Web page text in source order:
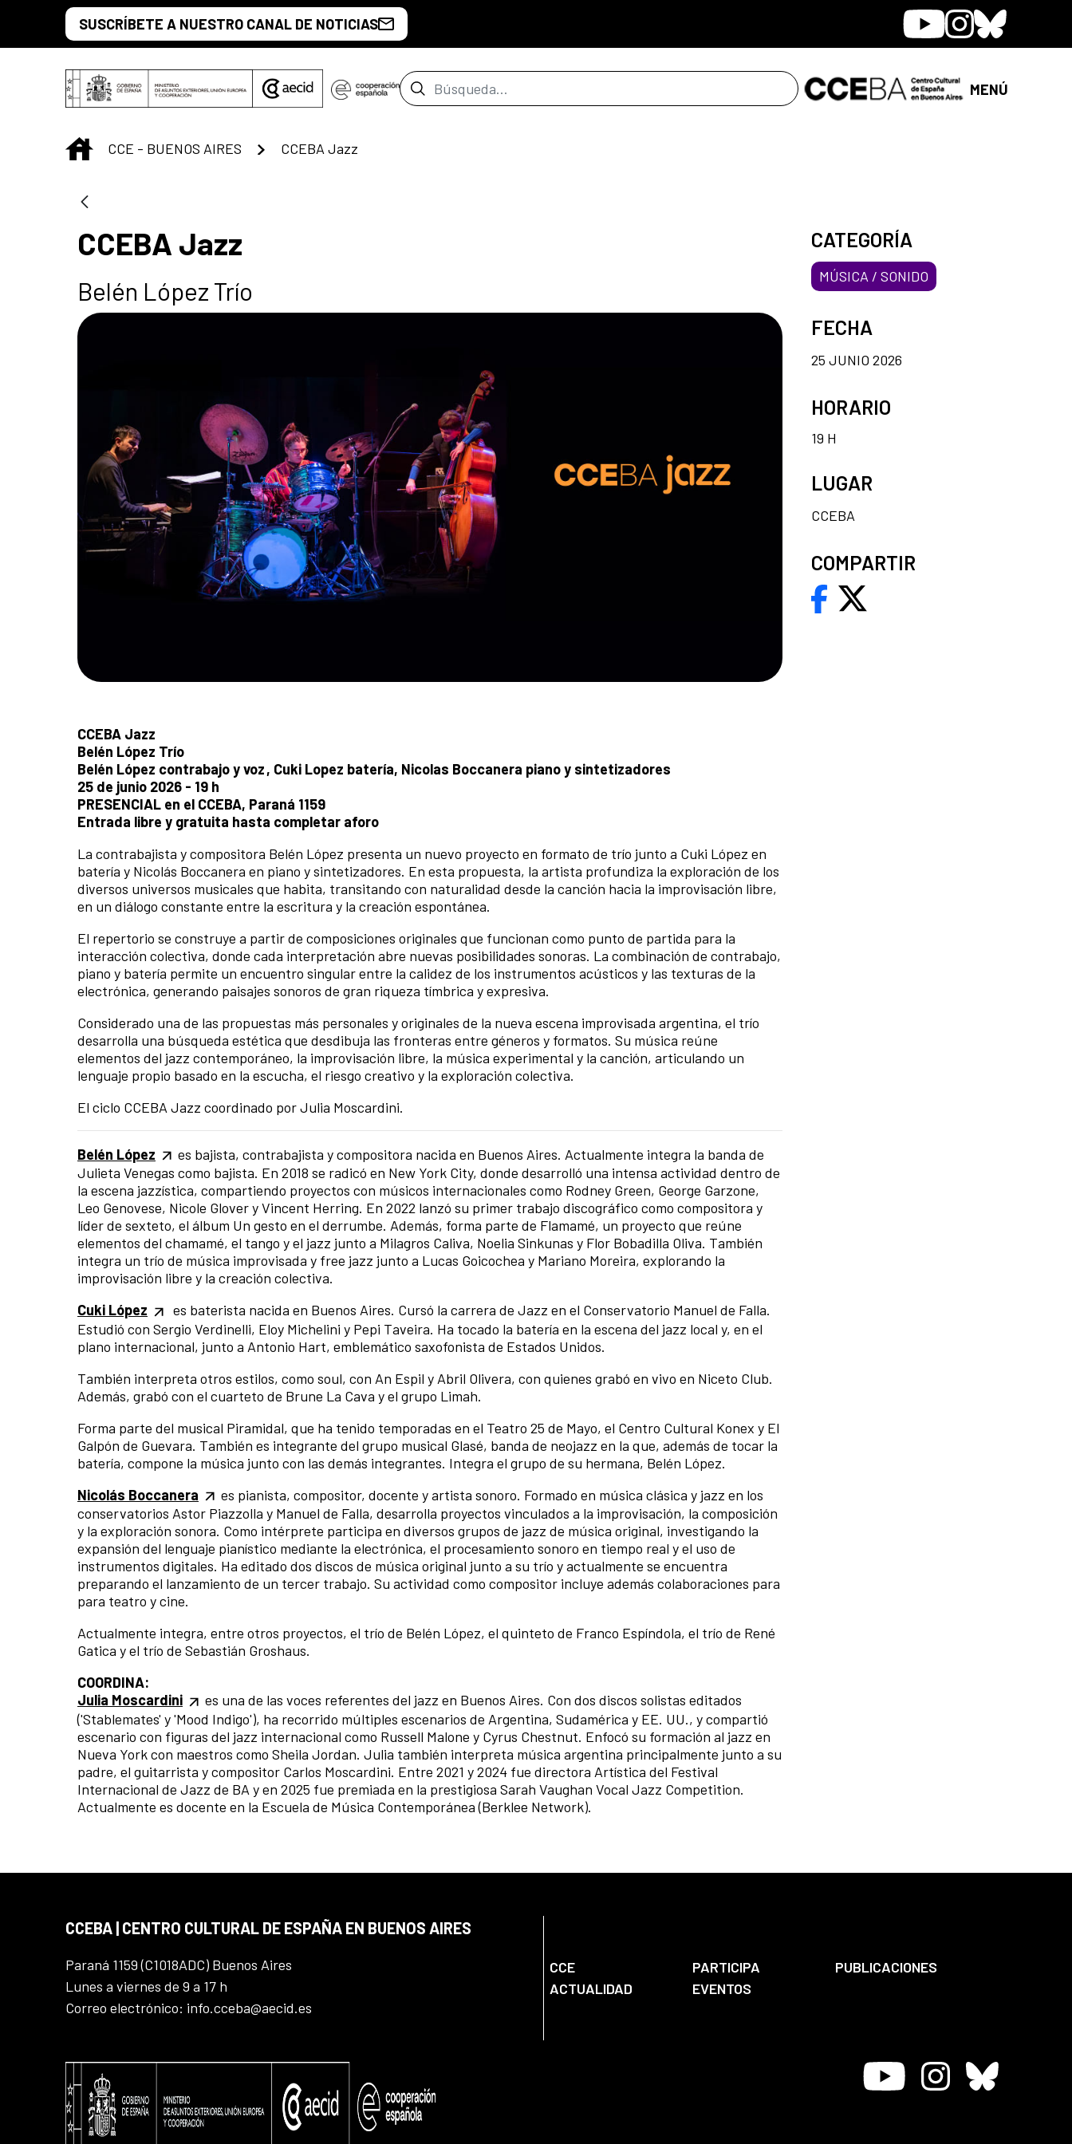
Saltar al contenido principal
SUSCRÍBETE A NUESTRO CANAL DE NOTICIAS YoutubeInstagram
Bluesky
Barra de búsqueda MENÚ
INICIO
CCE - BUENOS AIRES CCEBA Jazz
CCEBA Jazz
Belén López Trío
CCEBA Jazz
Belén López Trío
Belén López contrabajo y voz , Cuki Lopez batería, Nicolas Boccanera piano y sintetizadores
25 de junio 2026 - 19 h
PRESENCIAL en el CCEBA, Paraná 1159
Entrada libre y gratuita hasta completar aforo
La contrabajista y compositora Belén López presenta un nuevo proyecto en formato de trío junto a Cuki López en
batería y Nicolás Boccanera en piano y sintetizadores. En esta propuesta, la artista profundiza la exploración de los
diversos universos musicales que habita, transitando con naturalidad desde la canción hacia la improvisación libre,
en un diálogo constante entre la escritura y la creación espontánea.
El repertorio se construye a partir de composiciones originales que funcionan como punto de partida para la
interacción colectiva, donde cada interpretación abre nuevas posibilidades sonoras. La combinación de contrabajo,
piano y batería permite un encuentro singular entre la calidez de los instrumentos acústicos y las texturas de la
electrónica, generando paisajes sonoros de gran riqueza tímbrica y expresiva.
Considerado una de las propuestas más personales y originales de la nueva escena improvisada argentina, el trío
desarrolla una búsqueda estética que desdibuja las fronteras entre géneros y formatos. Su música reúne
elementos del jazz contemporáneo, la improvisación libre, la música experimental y la canción, articulando un
lenguaje propio basado en la escucha, el riesgo creativo y la exploración colectiva.
El ciclo CCEBA Jazz coordinado por Julia Moscardini.
Belén López
es bajista, contrabajista y compositora nacida en Buenos Aires. Actualmente integra la banda de
Julieta Venegas como bajista. En 2018 se radicó en New York City, donde desarrolló una intensa actividad dentro de
la escena jazzística, compartiendo proyectos con músicos internacionales como Rodney Green, George Garzone,
Leo Genovese, Nicole Glover y Vincent Herring. En 2022 lanzó su primer trabajo discográfico como compositora y
líder de sexteto, el álbum Un gesto en el derrumbe. Además, forma parte de Flamamé, un proyecto que reúne
elementos del chamamé, el tango y el jazz junto a Milagros Caliva, Noelia Sinkunas y Flor Bobadilla Oliva. También
integra un trío de música improvisada y free jazz junto a Lucas Goicochea y Mariano Moreira, explorando la
improvisación libre y la creación colectiva.
Cuki López
es baterista nacida en Buenos Aires. Cursó la carrera de Jazz en el Conservatorio Manuel de Falla.
Estudió con Sergio Verdinelli, Eloy Michelini y Pepi Taveira. Ha tocado la batería en la escena del jazz local y, en el
plano internacional, junto a Antonio Hart, emblemático saxofonista de Estados Unidos.
También interpreta otros estilos, como soul, con An Espil y Abril Olivera, con quienes grabó en vivo en Niceto Club.
Además, grabó con el cuarteto de Brune La Cava y el grupo Limah.
Forma parte del musical Piramidal, que ha tenido temporadas en el Teatro 25 de Mayo, el Centro Cultural Konex y El
Galpón de Guevara. También es integrante del grupo musical Glasé, banda de neojazz en la que, además de tocar la
batería, compone la música junto con las demás integrantes. Integra el grupo de su hermana, Belén López.
Nicolás Boccanera
es pianista, compositor, docente y artista sonoro. Formado en música clásica y jazz en los
conservatorios Astor Piazzolla y Manuel de Falla, desarrolla proyectos vinculados a la improvisación, la composición
y la exploración sonora. Como intérprete participa en diversos grupos de jazz de música original, investigando la
expansión del lenguaje pianístico mediante la electrónica, el procesamiento sonoro en tiempo real y el uso de
instrumentos digitales. Ha editado dos discos de música original junto a su trío y actualmente se encuentra
preparando el lanzamiento de un tercer trabajo. Su actividad como compositor incluye además colaboraciones para
para teatro y cine.
Actualmente integra, entre otros proyectos, el trío de Belén López, el quinteto de Franco Espíndola, el trío de René
Gatica y el trío de Sebastián Groshaus.
COORDINA:
Julia Moscardini
es una de las voces referentes del jazz en Buenos Aires. Con dos discos solistas editados
('Stablemates' y 'Mood Indigo'), ha recorrido múltiples escenarios de Argentina, Sudamérica y EE. UU., y compartió
escenario con figuras del jazz internacional como Russell Malone y Cyrus Chestnut. Enfocó su formación al jazz en
Nueva York con maestros como Sheila Jordan. Julia también interpreta música argentina principalmente junto a su
padre, el guitarrista y compositor Carlos Moscardini. Entre 2021 y 2024 fue directora Artística del Festival
Internacional de Jazz de BA y en 2025 fue premiada en la prestigiosa Sarah Vaughan Vocal Jazz Competition.
Actualmente es docente en la Escuela de Música Contemporánea (Berklee Network).
CATEGORÍA
MÚSICA / SONIDO
FECHA
25 JUNIO 2026
HORARIO
19 H
LUGAR
CCEBA
COMPARTIR
CCEBA | CENTRO CULTURAL DE ESPAÑA EN BUENOS AIRES
Paraná 1159 (C1018ADC) Buenos Aires
Lunes a viernes de 9 a 17 h
Correo electrónico: info.cceba@aecid.es
CCE PARTICIPA
PUBLICACIONES
ACTUALIDAD
EVENTOS
Youtube InstagramBluesky